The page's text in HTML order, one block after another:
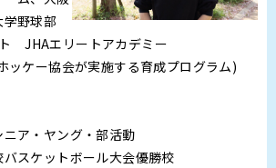
野球部
JHAエリートアカデミー
ッケー協会が実施する育成プログラム)
ア・ヤング・部活動
スケットボール大会優勝校